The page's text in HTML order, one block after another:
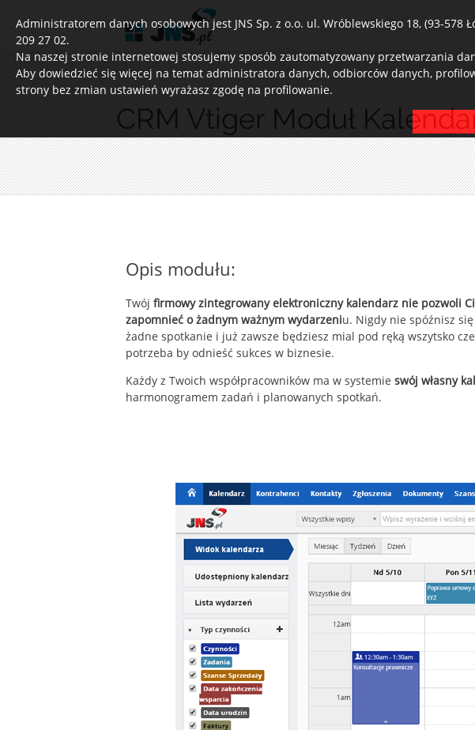
Administratorem danych osobowych jest JNS Sp. z o.o. ul. Wróblewskiego 18, (93-578
209 27 02.
Na naszej stronie internetowej stosujemy sposób zautomatyzowany przetwarzania
Aby dowiedzieć się więcej na temat administratora danych, odbiorców danych,
strony bez zmian ustawień wyrażasz zgodę na profilowanie.
CRM Vtiger Moduł
Opis modułu:
Twój firmowy zintegrowany elektroniczny kalendarz nie pozwoli Ci
zapomnieć o żadnym ważnym wydarzeniu. Nigdy nie spóźnisz
żadne spotkanie i już zawsze będziesz mial pod ręką wszytsko
potrzeba by odnieść sukces w biznesie.
Każdy z Twoich współpracowników ma w systemie swój własny
harmonogramem zadań i planowanych spotkań.